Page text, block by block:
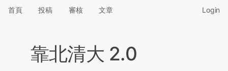
首頁 投稿 審核 文章 Login
靠北清大 2.0